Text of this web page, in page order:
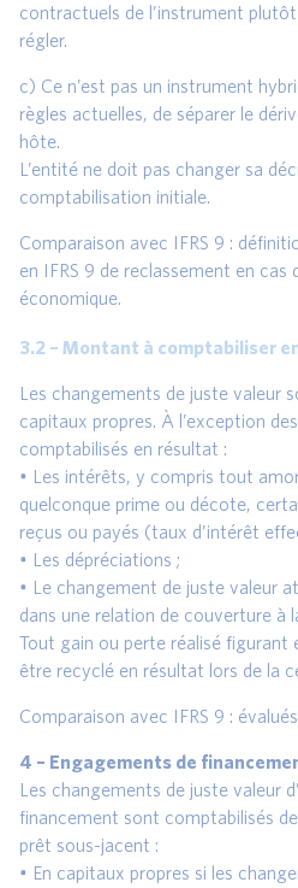
contractuels de l’instrument
régler.
c) Ce n’est pas un instrument
règles actuelles, de séparer le
hôte.
L’entité ne doit pas changer sa
comptabilisation initiale.
Comparaison avec IFRS 9 :
en IFRS 9 de reclassement en
économique.
3.2 – Montant à comptabiliser
Les changements de juste valeur
capitaux propres. À l’exception
comptabilisés en résultat :
• Les intérêts, y compris tout
quelconque prime ou décote,
reçus ou payés (taux d’intérêt
• Les dépréciations ;
• Le changement de juste valeur
dans une relation de couverture à
Tout gain ou perte réalisé figurant
être recyclé en résultat lors de la
Comparaison avec IFRS 9 :
4 – Engagements de
Les changements de juste valeur
financement sont comptabilisés
prêt sous-jacent :
• En capitaux propres si les